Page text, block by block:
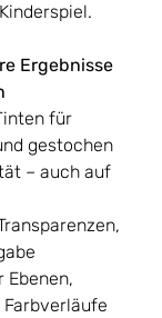
Ergebnisse
für
gestochen
– auch auf
Ebenen,